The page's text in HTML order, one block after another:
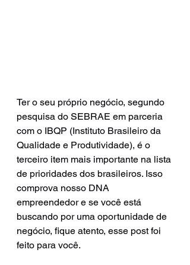
Ter o seu próprio negócio, segundo
pesquisa do SEBRAE em parceria
com o IBQP (Instituto Brasileiro da
Qualidade e Produtividade), é o
terceiro item mais importante na lista
de prioridades dos brasileiros. Isso
comprova nosso DNA
empreendedor e se você está
buscando por uma oportunidade de
negócio, fique atento, esse post foi
feito para você.